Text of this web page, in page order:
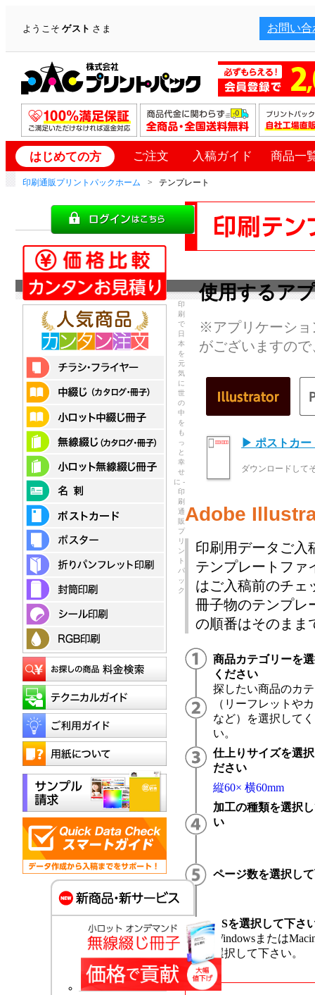
ようこそゲスト さま お問い合
はじめての方 ご注文 入稿ガイド 商品一
印刷通販プリントパックホーム テンプレート
使用するア
※アプリケーショ
がございますの
▶ ポストカー
ダウンロードして
Adobe
印刷用データご入
テンプレートファ
はご入稿前のチェ
冊子物のテンプレ
の順番はそのまま
商品カテゴリーを
ください
探したい商品のカ
（リーフレットや
など）を選択して
い。
仕上りサイズを選
ださい
縦60× 横60mm
加工の種類を選択
い
ページ数を選択し
OSを選択して下さ
Windowsまたは
選択して下さい。
印
刷
で
日
本
を
元
気
に
世
の
中
を
も
っ
と
幸
せ
に -
印
刷
通
販
プ
リ
ン
ト
パ
ッ
ク